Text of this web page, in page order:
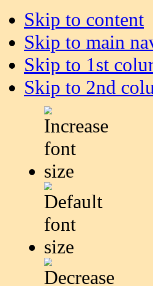
Skip to content
Skip to main
Skip to 1st
Skip to 2nd